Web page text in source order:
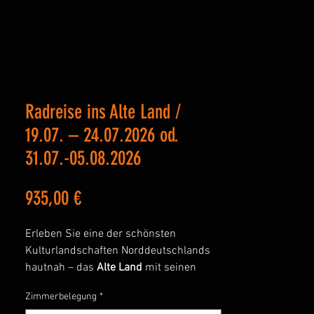
Radreise ins Alte Land /
19.07. – 24.07.2026 od.
31.07.-05.08.2026
935,00 €Preis
Erleben Sie eine der schönsten
Kulturlandschaften Norddeutschlands
hautnah – das Alte Land mit seinen
Fachwerkstädten und der imposanten
Zimmerbelegung *